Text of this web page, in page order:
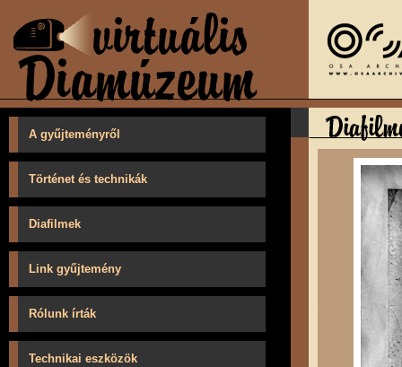
A gyűjteményről
Történet és technikák
Diafilmek
Link gyűjtemény
Rólunk írták
Technikai eszközök